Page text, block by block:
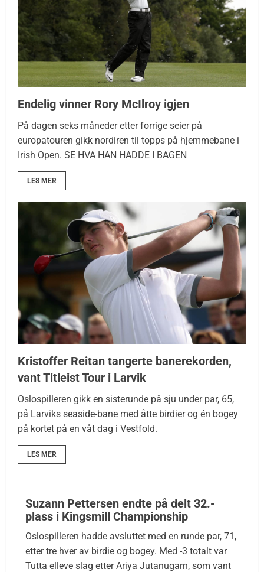
Endelig vinner Rory McIlroy igjen
På dagen seks måneder etter forrige seier på
europatouren gikk nordiren til topps på hjemmebane i
Irish Open. SE HVA HAN HADDE I BAGEN
LES MER
Kristoffer Reitan tangerte banerekorden,
vant Titleist Tour i Larvik
Oslospilleren gikk en sisterunde på sju under par, 65,
på Larviks seaside-bane med åtte birdier og én bogey
på kortet på en våt dag i Vestfold.
LES MER
Suzann Pettersen endte på delt 32.-
plass i Kingsmill Championship
Oslospilleren hadde avsluttet med en runde par, 71,
etter tre hver av birdie og bogey. Med -3 totalt var
Tutta elleve slag etter Ariya Jutanugarn, som vant